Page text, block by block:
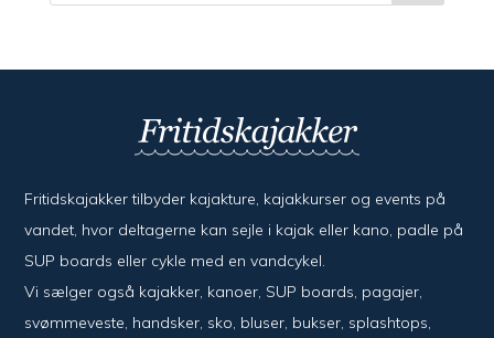
Fritidskajakker tilbyder kajak­ture, kajak­kurser og events på
vandet, hvor del­ta­ger­ne kan sejle i kajak eller kano, padle på
SUP boards eller cykle med en vand­cykel.
Vi sælger også kajak­ker, kanoer, SUP boards, pagajer,
svømme­veste, hand­sker, sko, bluser, bukser, splash­tops,